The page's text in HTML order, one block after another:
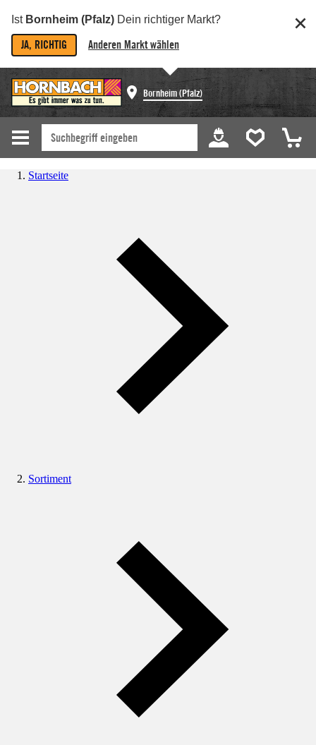
Ist Bornheim (Pfalz) Dein richtiger Markt?
JA, RICHTIG Anderen Markt wählen
Bornheim (Pfalz)
Startseite
Sortiment